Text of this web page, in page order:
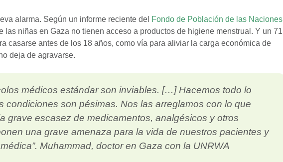
alarma. Según un informe reciente del Fondo de Población de las Naciones
las niñas en Gaza no tienen acceso a productos de higiene menstrual. Y un 71
casarse antes de los 18 años, como vía para aliviar la carga económica de
deja de agravarse.
médicos estándar son inviables. […] Hacemos todo lo
condiciones son pésimas. Nos las arreglamos con lo que
grave escasez de medicamentos, analgésicos y otros
una grave amenaza para la vida de nuestros pacientes y
Muhammad, doctor en Gaza con la UNRWA